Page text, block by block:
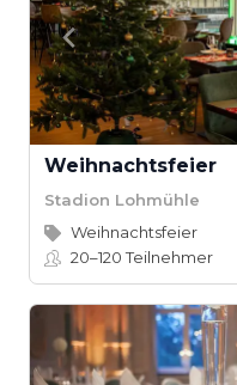
Weihnachtsfeier
Stadion Lohmühle
Weihnachtsfeier
20–120Teilnehmer